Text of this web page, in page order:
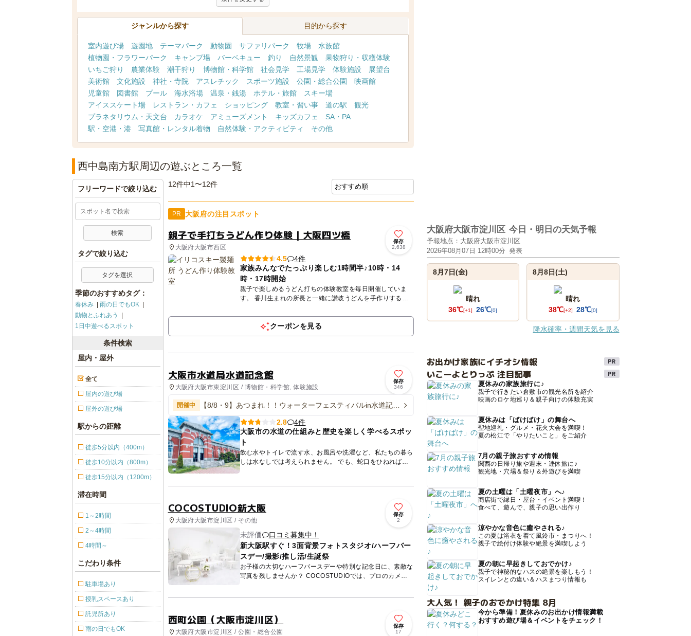
ジャンルから探す 目的から探す
室内遊び場 遊園地 テーマパーク 動物園 サファリパーク 牧場
水族館
植物園・フラワーパーク
キャンプ場 バーベキュー 釣り 自然景観
果物狩り・収穫体験
いちご狩り
農業体験 潮干狩り 博物館・科学館 社会見学 工場見学 体験施設
展望台
美術館
文化施設 神社・寺院 アスレチック スポーツ施設 公園・総合公園
映画館
児童館
図書館 プール 海水浴場 温泉・銭湯 ホテル・旅館
スキー場
アイススケート場
レストラン・カフェ ショッピング 教室・習い事 道の駅
観光
プラネタリウム・天文台
カラオケ アミューズメント キッズカフェ
SA・PA
駅・空港・港
写真館・レンタル着物 自然体験・アクティビティ その他
西中島南方駅周辺の遊ぶところ一覧
12件中1〜12件
PR 大阪府の注目スポット
親子で手打ちうどん作り体験｜大阪四ツ橋
大阪府大阪市西区
保存
2,638
4.5
4件
家族みんなでたっぷり楽しむ1時間半♪10時・14
時・17時開始
親子で楽しめるうどん打ちの体験教室を毎日開催していま
す。 香川生まれの所長と一緒に讃岐うどんを手作りするワ
で、延ばして...
クーポンを見る
大阪市水道局水道記念館
大阪府大阪市東淀川区 / 博物館・科学館, 体験施設
保存
346
開催中
【8/8・9】あつまれ！！ウォーターフェスティバルin水道記念
館
2.8
4件
大阪市の水道の仕組みと歴史を楽しく学べるスポッ
ト
飲む水やトイレで流す水、お風呂や洗濯など、私たちの暮ら
しは水なしでは考えられません。 でも、蛇口をひねればい
つでも水が出る便利な生活を送っている私たちは、水の大切
COCOSTUDIO新大阪
大阪府大阪市淀川区 / その他
保存
2
未評価
口コミ募集中！
新大阪駅すぐ！3面背景フォトスタジオ/ハーフバー
スデー/撮影/推し活/生誕祭
お子様の大切なハーフバースデーや特別な記念日に、素敵な
写真を残しませんか？ COCOSTUDIOでは、プロのカメラ
西町公園（大阪市淀川区）
大阪府大阪市淀川区 / 公園・総合公園
保存
17
フリーワードで絞り込む
タグで絞り込む
タグを選択
季節のおすすめタグ：
春休み
雨の日でもOK
動物とふれあう
1日中遊べるスポット
条件検索
屋内・屋外
全て
屋内の遊び場
屋外の遊び場
駅からの距離
徒歩5分以内（400m）
徒歩10分以内（800m）
徒歩15分以内（1200m）
滞在時間
1～2時間
2～4時間
4時間～
こだわり条件
駐車場あり
授乳スペースあり
託児所あり
雨の日でもOK
大阪府大阪市淀川区 今日・明日の天気予報
予報地点：大阪府大阪市淀川区
2026年08月07日 12時00分 発表
8月7日(金)
晴れ
36℃[+1] 26℃[0]
8月8日(土)
晴れ
38℃[+2] 28℃[0]
降水確率・週間天気を見る
お出かけ家族にイチオシ情報
いこーよとりっぷ 注目記事
夏休みの家族旅行に♪
親子で行きたい倉敷市の観光名所を紹介
映画のロケ地巡り＆親子向けの体験充実
夏休みは「ばけばけ」の舞台へ
聖地巡礼・グルメ・花火大会を満喫！
夏の松江で「やりたいこと」をご紹介
7月の親子旅おすすめ情報
関西の日帰り旅や週末・連休旅に♪
観光地・穴場＆祭り＆外遊びを満喫
夏の土曜は「土曜夜市」へ♪
商店街で縁日・屋台・イベント満喫！
食べて、遊んで、親子の思い出作り
涼やかな音色に癒やされる♪
この夏は浴衣を着て風鈴市・まつりへ！
親子で絵付け体験や絶景を満喫しよう
夏の朝に早起きしておでかけ♪
親子で神秘的なハスの絶景を楽しもう！
スイレンとの違い＆ハスまつり情報も
大人気！ 親子のおでかけ特集 8月
今から準備！夏休みのお出かけ情報満載
おすすめ遊び場＆イベントをチェック！